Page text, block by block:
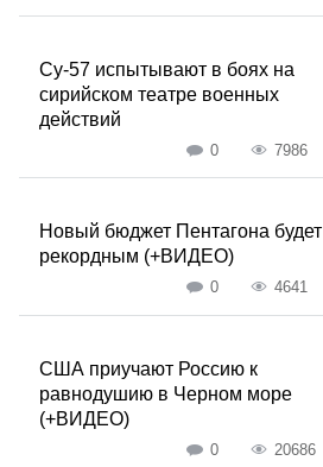
Су-57 испытывают в боях на
сирийском театре военных
действий
0 7986
Новый бюджет Пентагона будет
рекордным (+ВИДЕО)
0 4641
США приучают Россию к
равнодушию в Черном море
(+ВИДЕО)
0 20686